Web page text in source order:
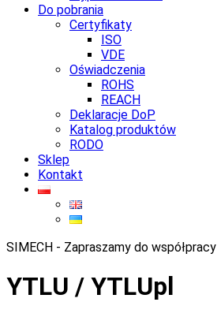
Do pobrania
Certyfikaty
ISO
VDE
Oświadczenia
ROHS
REACH
Deklaracje DoP
Katalog produktów
RODO
Sklep
Kontakt
SIMECH - Zapraszamy do współpracy
YTLU / YTLUpl